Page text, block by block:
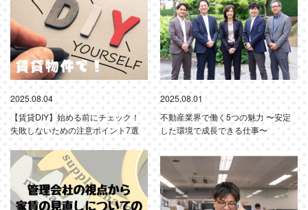
2025.08.04
【賃貸DIY】始める前にチェック！
失敗しないための注意ポイント7選
2025.08.01
不動産業界で働く5つの魅力 〜安定
した環境で成長できる仕事〜